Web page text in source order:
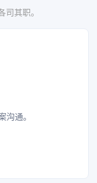
其职。
沟通。